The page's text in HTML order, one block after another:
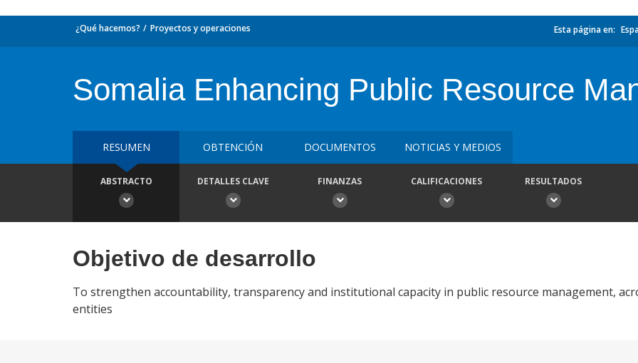
¿Qué hacemos? Proyectos y operaciones Esta página en:
Somalia Enhancing Public Resource
RESUMEN OBTENCIÓN DOCUMENTOS NOTICIAS Y MEDIOS
ABSTRACTO DETALLES CLAVE FINANZAS CALIFICACIONES RESULTADOS
Objetivo de desarrollo
To strengthen accountability, transparency and institutional capacity in public resource management,
entities